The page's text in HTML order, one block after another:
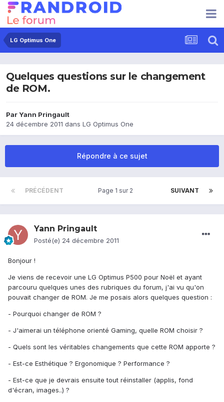
LG Optimus One
Quelques questions sur le changement
de ROM.
ParYann Pringault
24 décembre 2011 dans LG Optimus One
Répondre à ce sujet
PRÉCÉDENT SUIVANT
Page 1 sur 2
Yann Pringault
Posté(e) 24 décembre 2011
Bonjour !
Je viens de recevoir une LG Optimus P500 pour Noël et ayant
parcouru quelques unes des rubriques du forum, j'ai vu qu'on
pouvait changer de ROM. Je me posais alors quelques question :
- Pourquoi changer de ROM ?
- J'aimerai un téléphone orienté Gaming, quelle ROM choisir ?
- Quels sont les véritables changements que cette ROM apporte ?
- Est-ce Esthétique ? Ergonomique ? Performance ?
- Est-ce que je devrais ensuite tout réinstaller (applis, fond
d'écran, images..) ?